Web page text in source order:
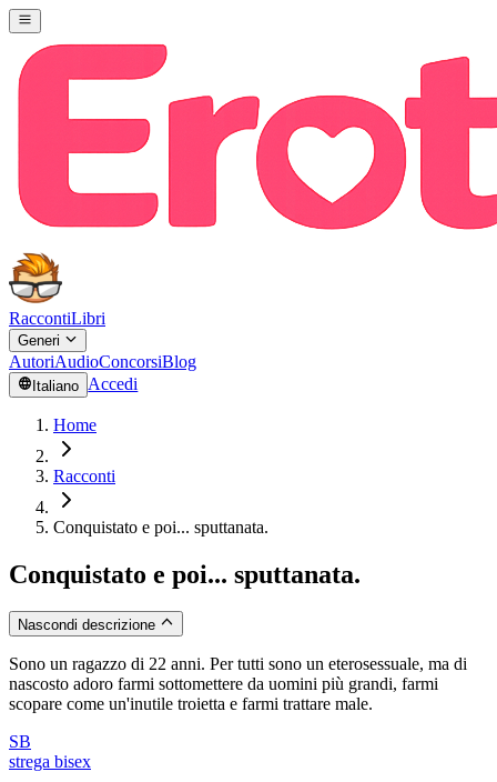
RaccontiLibri
Generi
AutoriAudioConcorsiBlog
Italiano Accedi
Home
Racconti
Conquistato e poi... sputtanata.
Conquistato e poi... sputtanata.
Nascondi descrizione
Sono un ragazzo di 22 anni. Per tutti sono un eterosessuale, ma di
nascosto adoro farmi sottomettere da uomini più grandi, farmi
scopare come un'inutile troietta e farmi trattare male.
SB
strega bisex